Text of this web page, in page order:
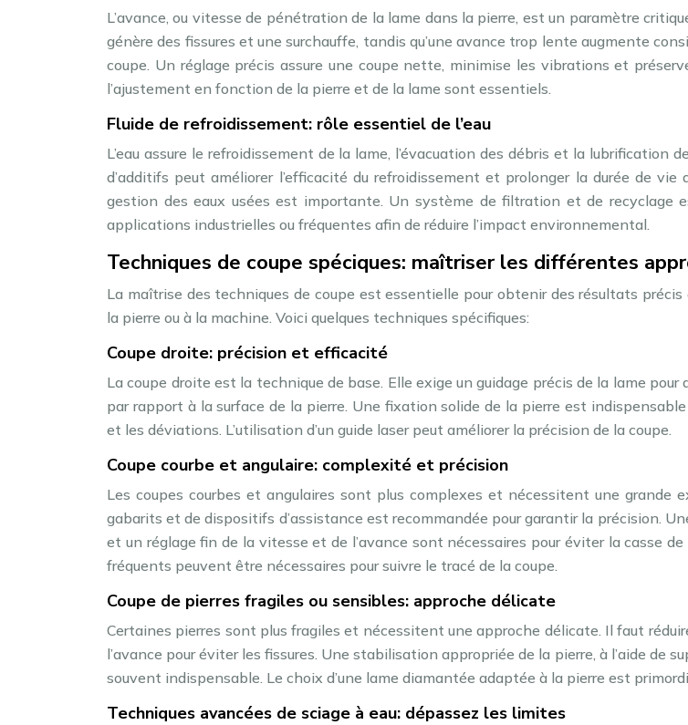
L’avance, ou vitesse de pénétration de la lame dans la pierre, est un paramètre
génère des fissures et une surchauffe, tandis qu’une avance trop lente augmente
coupe. Un réglage précis assure une coupe nette, minimise les vibrations et
l’ajustement en fonction de la pierre et de la lame sont essentiels.
Fluide de refroidissement: rôle essentiel de l’eau
L’eau assure le refroidissement de la lame, l’évacuation des débris et la lubrification
d’additifs peut améliorer l’efficacité du refroidissement et prolonger la durée de vie
gestion des eaux usées est importante. Un système de filtration et de recyclage
applications industrielles ou fréquentes afin de réduire l’impact environnemental.
Techniques de coupe spéciques: maîtriser les différentes
La maîtrise des techniques de coupe est essentielle pour obtenir des résultats
la pierre ou à la machine. Voici quelques techniques spécifiques:
Coupe droite: précision et efficacité
La coupe droite est la technique de base. Elle exige un guidage précis de la lame pour
par rapport à la surface de la pierre. Une fixation solide de la pierre est
et les déviations. L’utilisation d’un guide laser peut améliorer la précision de la coupe.
Coupe courbe et angulaire: complexité et précision
Les coupes courbes et angulaires sont plus complexes et nécessitent une grande
gabarits et de dispositifs d’assistance est recommandée pour garantir la précision.
et un réglage fin de la vitesse et de l’avance sont nécessaires pour éviter la casse
fréquents peuvent être nécessaires pour suivre le tracé de la coupe.
Coupe de pierres fragiles ou sensibles: approche délicate
Certaines pierres sont plus fragiles et nécessitent une approche délicate. Il faut
l’avance pour éviter les fissures. Une stabilisation appropriée de la pierre, à l’aide de
souvent indispensable. Le choix d’une lame diamantée adaptée à la pierre est
Techniques avancées de sciage à eau: dépassez les limites